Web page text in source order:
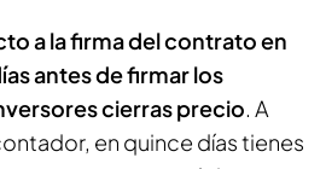
a la firma del contrato en
antes de firmar los
cierras precio. A
en quince días tienes